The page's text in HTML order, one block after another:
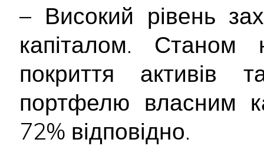
– Високий рівень
капіталом.
покриття активів
портфелю власним
72% відповідно.